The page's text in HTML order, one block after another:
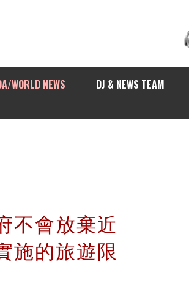
WORLD NEWS DJ & NEWS TEAM
不會放棄近
施的旅遊限